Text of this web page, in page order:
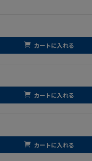
カートに入れる
カートに入れる
カートに入れる